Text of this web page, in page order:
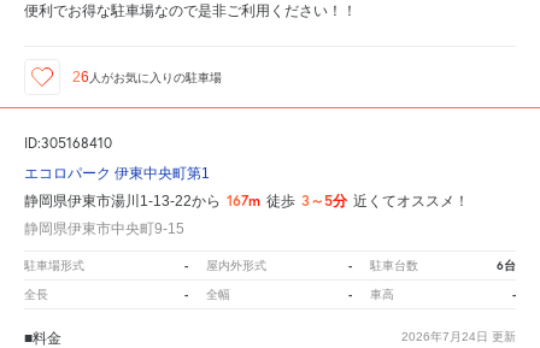
便利でお得な駐車場なので是非ご利用ください！！
26 人がお気に入りの駐車場
ID:305168410
エコロパーク 伊東中央町第1
静岡県伊東市湯川1-13-22から 167m 徒歩 3～5分 近くてオススメ！
静岡県伊東市中央町9-15
駐車場形式 - 屋内外形式 - 駐車台数 6台
全長 - 全幅 - 車高 -
2026年7月24日 更新
■料金